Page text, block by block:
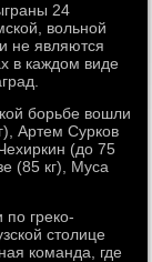
24
вольной
не являются
в каждом виде
борьбе вошли
Артем Сурков
(до 75
(85 кг), Муса
по греко-
столице
команда, где